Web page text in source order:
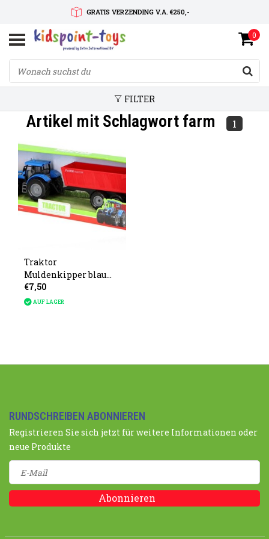
GRATIS VERZENDING V.A. €250,-
SNELLE LEVERTIJD
SERVICE OP MAAT
0
FILTER
Artikel mit Schlagwort farm 1
Traktor
Muldenkipper blau
48cm
€7,50
AUF LAGER
RUNDSCHREIBEN ABONNIEREN
Registrieren Sie sich jetzt für weitere Informationen oder
neue Produkte
Abonnieren